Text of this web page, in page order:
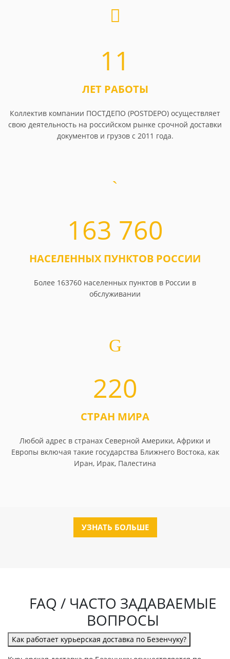
11
ЛЕТ РАБОТЫ
Коллектив компании ПОСТДЕПО (POSTDEPO) осуществляет
свою деятельность на российском рынке срочной доставки
документов и грузов с 2011 года.
163 760
НАСЕЛЕННЫХ ПУНКТОВ РОССИИ
Более 163760 населенных пунктов в России в
обслуживании
220
СТРАН МИРА
Любой адрес в странах Северной Америки, Африки и
Европы включая такие государства Ближнего Востока, как
Иран, Ирак, Палестина
УЗНАТЬ БОЛЬШЕ
FAQ / ЧАСТО ЗАДАВАЕМЫЕ
ВОПРОСЫ
Как работает курьерская доставка по Безенчуку?